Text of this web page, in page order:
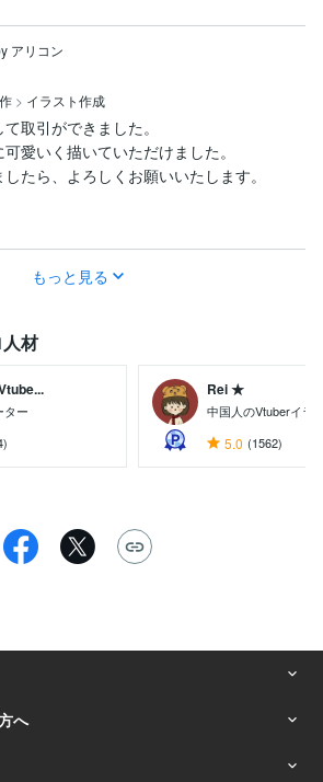
アリコン
> イラスト作成
取引ができました。
愛いく描いていただけました。
たら、よろしくお願いいたします。
もっと見る
材
ター
Rei ★
中国人のVtuberイラ
5.0 (1562)